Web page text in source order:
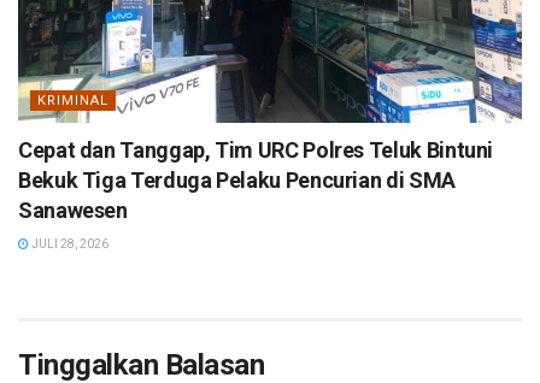
KRIMINAL
Cepat dan Tanggap, Tim URC Polres Teluk Bintuni
Bekuk Tiga Terduga Pelaku Pencurian di SMA
Sanawesen
JULI 28, 2026
Tinggalkan Balasan